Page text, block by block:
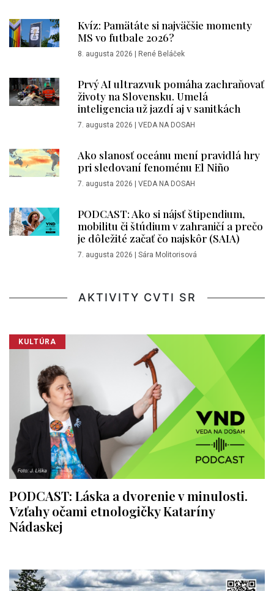
Kvíz: Pamätáte si najväčšie momenty
MS vo futbale 2026?
8. augusta 2026 | René Beláček
Prvý AI ultrazvuk pomáha zachraňovať
životy na Slovensku. Umelá
inteligencia už jazdí aj v sanitkách
7. augusta 2026 | VEDA NA DOSAH
Ako slanosť oceánu mení pravidlá hry
pri sledovaní fenoménu El Niño
7. augusta 2026 | VEDA NA DOSAH
PODCAST: Ako si nájsť štipendium,
mobilitu či štúdium v zahraničí a prečo
je dôležité začať čo najskôr (SAIA)
7. augusta 2026 | Sára Molitorisová
AKTIVITY CVTI SR
KULTÚRA
PODCAST: Láska a dvorenie v minulosti.
Vzťahy očami etnologičky Kataríny
Nádaskej